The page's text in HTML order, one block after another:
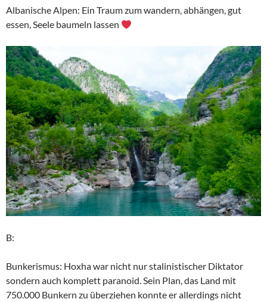
Albanische Alpen: Ein Traum zum wandern, abhängen, gut
essen, Seele baumeln lassen
B:
Bunkerismus: Hoxha war nicht nur stalinistischer Diktator
sondern auch komplett paranoid. Sein Plan, das Land mit
750.000 Bunkern zu überziehen konnte er allerdings nicht